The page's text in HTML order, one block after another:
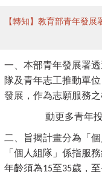
【轉知】教育部青年發
一、本部青年發展署
隊及青年志工推動單
發展，作為志願服務
動更多青年投入
二、旨揭計畫分為「
「個人組隊」係指服
年齡須為15至35歲，